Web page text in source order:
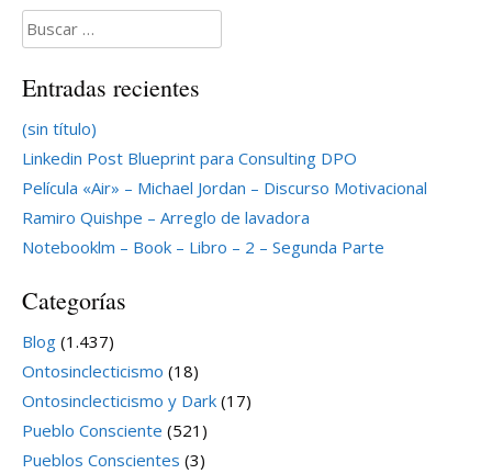
Buscar:
Entradas recientes
(sin título)
Linkedin Post Blueprint para Consulting DPO
Película «Air» – Michael Jordan – Discurso Motivacional
Ramiro Quishpe – Arreglo de lavadora
Notebooklm – Book – Libro – 2 – Segunda Parte
Categorías
Blog (1.437)
Ontosinclecticismo (18)
Ontosinclecticismo y Dark (17)
Pueblo Consciente (521)
Pueblos Conscientes (3)